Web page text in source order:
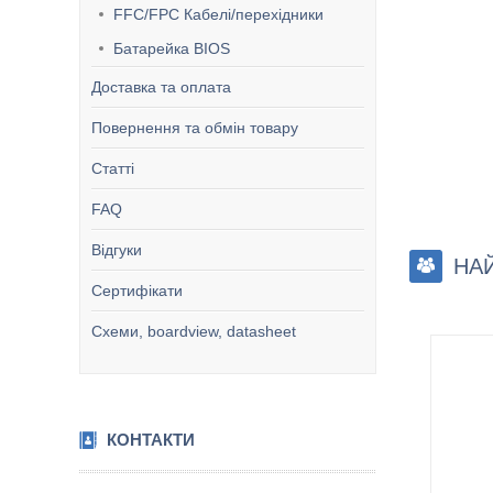
FFC/FPC Кабелі/перехідники
Батарейка BIOS
Доставка та оплата
Повернення та обмін товару
Статті
FAQ
Відгуки
Сертифікати
Схеми, boardview, datasheet
КОНТАКТИ
HP,
6-